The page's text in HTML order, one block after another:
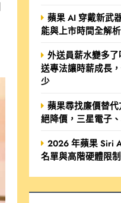
蘋果 AI 穿戴新武
能與上市時間全解析
外送員薪水變多
送專法讓時薪成長
少
蘋果尋找廉價替
絕降價，三星電子
2026 年蘋果 Siri
名單與高階硬體限